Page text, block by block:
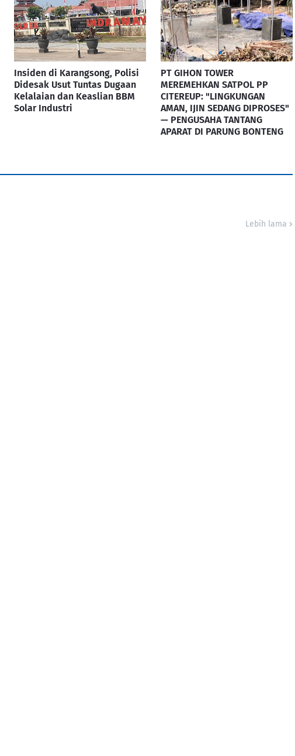
Insiden di Karangsong, Polisi
Didesak Usut Tuntas Dugaan
Kelalaian dan Keaslian BBM
Solar Industri
PT GIHON TOWER
MEREMEHKAN SATPOL PP
CITEREUP: "LINGKUNGAN
AMAN, IJIN SEDANG DIPROSES"
— PENGUSAHA TANTANG
APARAT DI PARUNG BONTENG
Lebih lama